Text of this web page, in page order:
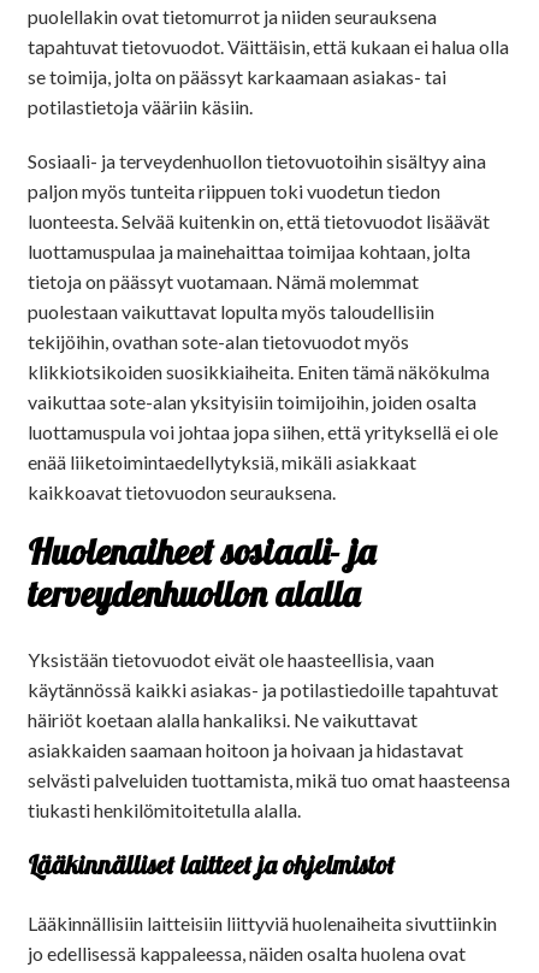
puolellakin ovat tietomurrot ja niiden seurauksena
tapahtuvat tietovuodot. Väittäisin, että kukaan ei halua olla
se toimija, jolta on päässyt karkaamaan asiakas- tai
potilastietoja vääriin käsiin.
Sosiaali- ja terveydenhuollon tietovuotoihin sisältyy aina
paljon myös tunteita riippuen toki vuodetun tiedon
luonteesta. Selvää kuitenkin on, että tietovuodot lisäävät
luottamuspulaa ja mainehaittaa toimijaa kohtaan, jolta
tietoja on päässyt vuotamaan. Nämä molemmat
puolestaan vaikuttavat lopulta myös taloudellisiin
tekijöihin, ovathan sote-alan tietovuodot myös
klikkiotsikoiden suosikkiaiheita. Eniten tämä näkökulma
vaikuttaa sote-alan yksityisiin toimijoihin, joiden osalta
luottamuspula voi johtaa jopa siihen, että yrityksellä ei ole
enää liiketoimintaedellytyksiä, mikäli asiakkaat
kaikkoavat tietovuodon seurauksena.
Huolenaiheet sosiaali- ja
terveydenhuollon alalla
Yksistään tietovuodot eivät ole haasteellisia, vaan
käytännössä kaikki asiakas- ja potilastiedoille tapahtuvat
häiriöt koetaan alalla hankaliksi. Ne vaikuttavat
asiakkaiden saamaan hoitoon ja hoivaan ja hidastavat
selvästi palveluiden tuottamista, mikä tuo omat haasteensa
tiukasti henkilömitoitetulla alalla.
Lääkinnälliset laitteet ja ohjelmistot
Lääkinnällisiin laitteisiin liittyviä huolenaiheita sivuttiinkin
jo edellisessä kappaleessa, näiden osalta huolena ovat